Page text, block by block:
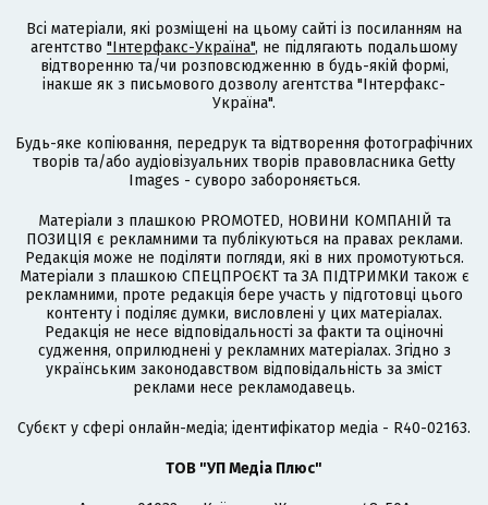
Всі матеріали, які розміщені на цьому сайті із посиланням на
агентство "Інтерфакс-Україна", не підлягають подальшому
відтворенню та/чи розповсюдженню в будь-якій формі,
інакше як з письмового дозволу агентства "Інтерфакс-
Україна".
Будь-яке копіювання, передрук та відтворення фотографічних
творів та/або аудіовізуальних творів правовласника Getty
Images - суворо забороняється.
Матеріали з плашкою PROMOTED, НОВИНИ КОМПАНІЙ та
ПОЗИЦІЯ є рекламними та публікуються на правах реклами.
Редакція може не поділяти погляди, які в них промотуються.
Матеріали з плашкою СПЕЦПРОЄКТ та ЗА ПІДТРИМКИ також є
рекламними, проте редакція бере участь у підготовці цього
контенту і поділяє думки, висловлені у цих матеріалах.
Редакція не несе відповідальності за факти та оціночні
судження, оприлюднені у рекламних матеріалах. Згідно з
українським законодавством відповідальність за зміст
реклами несе рекламодавець.
Cубєкт у сфері онлайн-медіа; ідентифікатор медіа - R40-02163.
ТОВ "УП Медіа Плюс"